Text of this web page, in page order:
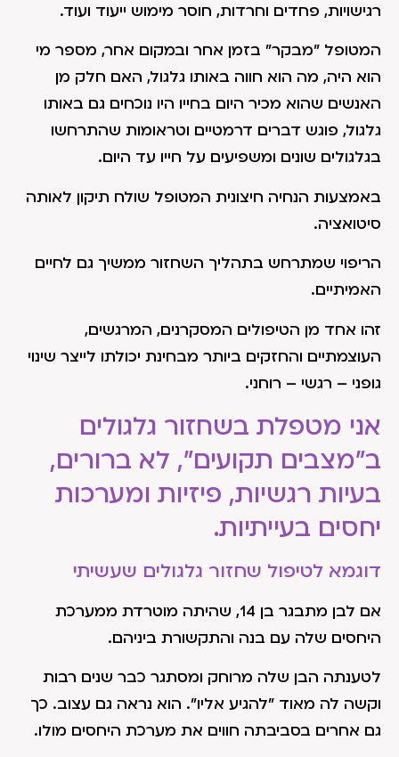
רגישויות, פחדים וחרדות, חוסר מימוש ייעוד ועוד.
המטופל "מבקר" בזמן אחר ובמקום אחר, מספר מי
הוא היה, מה הוא חווה באותו גלגול, האם חלק מן
האנשים שהוא מכיר היום בחייו היו נוכחים גם באותו
גלגול, פוגש דברים דרמטיים וטראומות שהתרחשו
בגלגולים שונים ומשפיעים על חייו עד היום.
באמצעות הנחיה חיצונית המטופל שולח תיקון לאותה
סיטואציה.
הריפוי שמתרחש בתהליך השחזור ממשיך גם לחיים
האמיתיים.
זהו אחד מן הטיפולים המסקרנים, המרגשים,
העוצמתיים והחזקים ביותר מבחינת יכולתו לייצר שינוי
גופני – רגשי – רוחני.
אני מטפלת בשחזור גלגולים
ב"מצבים תקועים", לא ברורים,
בעיות רגשיות, פיזיות ומערכות
יחסים בעייתיות.
דוגמא לטיפול שחזור גלגולים שעשיתי
אם לבן מתבגר בן 14, שהיתה מוטרדת ממערכת
היחסים שלה עם בנה והתקשורת ביניהם.
לטענתה הבן שלה מרוחק ומסתגר כבר שנים רבות
וקשה לה מאוד "להגיע אליו". הוא נראה גם עצוב. כך
גם אחרים בסביבתה חווים את מערכת היחסים מולו.